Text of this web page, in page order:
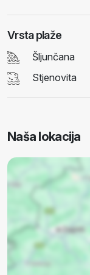
Vrsta plaže
Šljunčana
Stjenovita
Naša lokacija